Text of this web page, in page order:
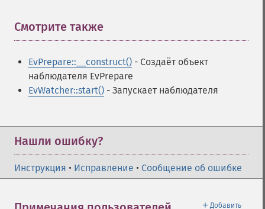
Смотрите также
EvPrepare::__construct() - Создаёт объект
наблюдателя EvPrepare
EvWatcher::start() - Запускает наблюдателя
Нашли ошибку?
Инструкция • Исправление • Сообщение об ошибке
＋ Добавить